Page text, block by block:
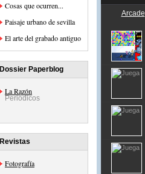
Cosas que ocurren...
Paisaje urbano de sevilla
El arte del grabado antiguo
Dossier Paperblog
La Razón
Periódicos
Revistas
Fotografía
Arcade